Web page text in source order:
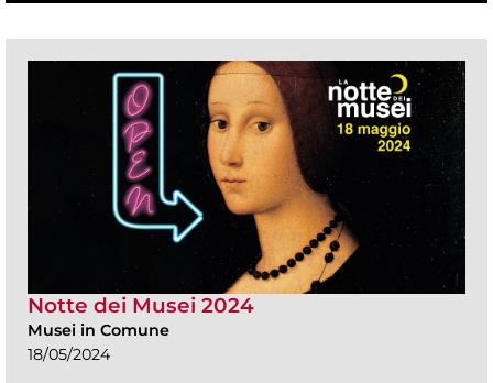
Notte dei Musei 2024
Musei in Comune
18/05/2024